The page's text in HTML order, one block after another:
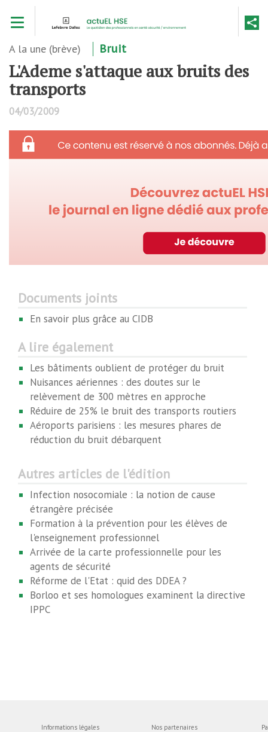
contenu
A la une (brève) Bruit
L'Ademe s'attaque aux bruits des
transports
04/03/2009
Documents joints
En savoir plus grâce au CIDB
A lire également
Les bâtiments oublient de protéger du bruit
Nuisances aériennes : des doutes sur le
relèvement de 300 mètres en approche
Réduire de 25% le bruit des transports routiers
Aéroports parisiens : les mesures phares de
réduction du bruit débarquent
Autres articles de l'édition
Infection nosocomiale : la notion de cause
étrangère précisée
Formation à la prévention pour les élèves de
l'enseignement professionnel
Arrivée de la carte professionnelle pour les
agents de sécurité
Réforme de l'Etat : quid des DDEA ?
Borloo et ses homologues examinent la directive
IPPC
Informations légales Nos partenaires